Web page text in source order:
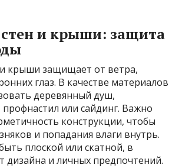
и крыши: защита
крыши защищает от ветра,
глаз. В качестве материалов
деревянный душ,
или сайдинг. Важно
конструкции, чтобы
и попадания влаги внутрь.
плоской или скатной, в
дизайна и личных предпочтений.